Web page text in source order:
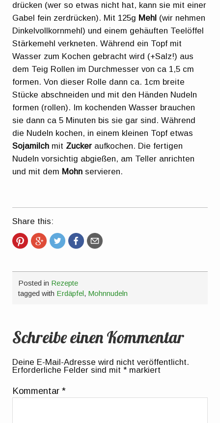
drücken (wer so etwas nicht hat, kann sie mit einer
Gabel fein zerdrücken). Mit 125g Mehl (wir nehmen
Dinkelvollkornmehl) und einem gehäuften Teelöffel
Stärkemehl verkneten. Während ein Topf mit
Wasser zum Kochen gebracht wird (+Salz!) aus
dem Teig Rollen im Durchmesser von ca 1,5 cm
formen. Von dieser Rolle dann ca. 1cm breite
Stücke abschneiden und mit den Händen Nudeln
formen (rollen). Im kochenden Wasser brauchen
sie dann ca 5 Minuten bis sie gar sind. Während
die Nudeln kochen, in einem kleinen Topf etwas
Sojamilch mit Zucker aufkochen. Die fertigen
Nudeln vorsichtig abgießen, am Teller anrichten
und mit dem Mohn servieren.
Share this:
Posted in Rezepte
tagged with Erdäpfel, Mohnnudeln
Schreibe einen Kommentar
Deine E-Mail-Adresse wird nicht veröffentlicht.
Erforderliche Felder sind mit* markiert
Kommentar*